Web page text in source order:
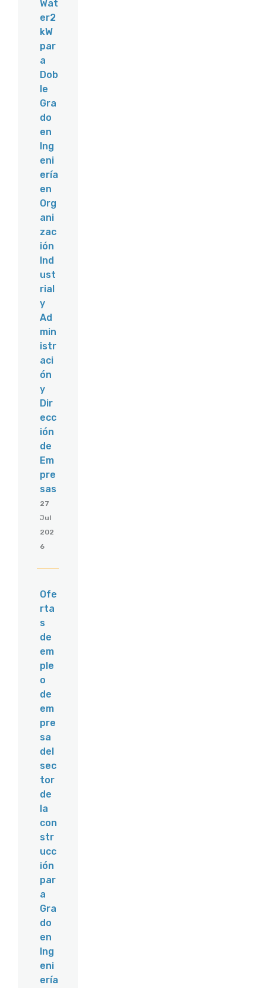
Wat
er2
kW
par
a
Dob
le
Gra
do
en
Ing
eni
ería
en
Org
ani
zac
ión
Ind
ust
rial
y
Ad
min
istr
aci
ón
y
Dir
ecc
ión
de
Em
pre
sas
27
Jul
202
6
Ofe
rta
s
de
em
ple
o
de
em
pre
sa
del
sec
tor
de
la
con
str
ucc
ión
par
a
Gra
do
en
Ing
eni
ería